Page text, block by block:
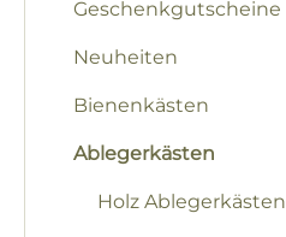
Geschenkgutscheine
Neuheiten
Bienenkästen
Ablegerkästen
Holz Ablegerkästen